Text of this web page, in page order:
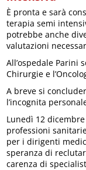
È pronta e sarà
terapia semi
potrebbe anche
valutazioni
All’ospedale Parini
Chirurgie e
A breve si
l’incognita
Lunedì 12
professioni
per i dirigenti
speranza di
carenza di